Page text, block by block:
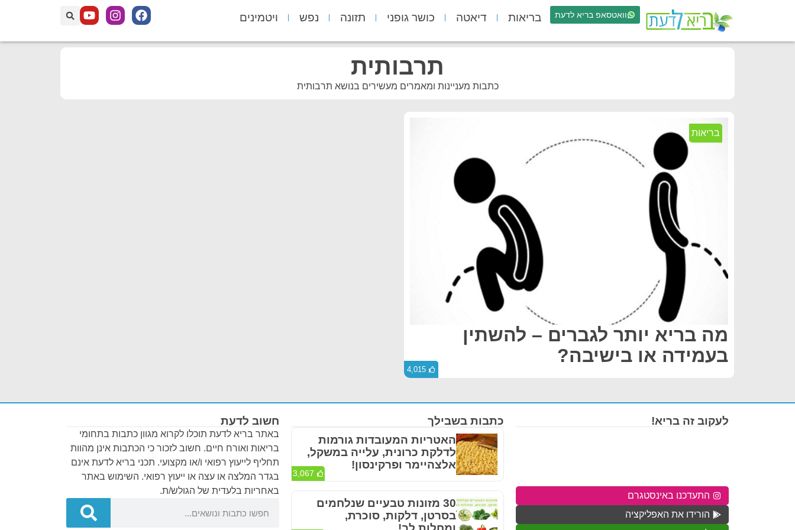
וואטסאפ בריא לדעת בריאות דיאטה כושר גופני תזונה נפש ויטמינים
תרבותית
כתבות מעניינות ומאמרים מעשירים בנושא תרבותית
בריאות
מה בריא יותר לגברים – להשתין
בעמידה או בישיבה?
4,015
חשוב לדעת
באתר בריא לדעת תוכלו לקרוא מגוון כתבות בתחומי
בריאות ואורח חיים. חשוב לזכור כי הכתבות אינן מהוות
תחליף לייעוץ רפואי ו/או מקצועי. תכני בריא לדעת אינם
בגדר המלצה או עצה או ייעוץ רפואי. השימוש באתר
באחריות בלעדית של הגולש/ת.
כתבות בשבילך
האטריות המעובדות גורמות
לדלקת כרונית, עלייה במשקל,
אלצהיימר ופרקינסון!
3,067
30 מזונות טבעיים שנלחמים
בסרטן, דלקות, סוכרת,
לעקוב זה בריא!
התעדכנו באינסטגרם
הורידו את האפליקציה